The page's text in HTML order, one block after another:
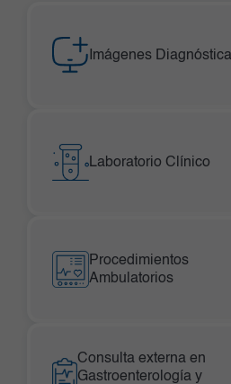
Imágenes
Laboratorio Clínico
Procedimientos
Ambulatorios
Consulta externa en
Gastroenterología y